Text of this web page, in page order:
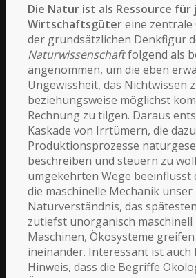
Die Natur ist als Ressource für
Wirtschaftsgütereine zentrale
der grundsätzlichen Denkfigur
Naturwissenschaftfolgend als
angenommen, um die eben
Ungewissheit, das Nichtwissen
beziehungsweise möglichst
Rechnung zu tilgen. Daraus
Kaskade von Irrtümern, die
Produktionsprozesse
beschreiben und steuern zu
umgekehrten Wege beeinflusst
die maschinelle Mechanik unser
Naturverständnis, das
zutiefst unorganisch maschinell
Maschinen, Ökosysteme
ineinander. Interessant ist auch
Hinweis, dass die Begriffe